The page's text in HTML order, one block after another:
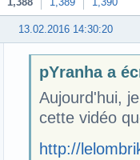
13.02.2016 14:30:20
pYranha a
Aujourd'hui,
cette vidéo
http://